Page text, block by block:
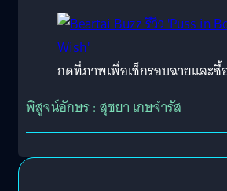
กดที่ภาพเพื่อเช็กรอบฉายและ
พิสูจน์อักษร : สุชยา เกษจำรัส